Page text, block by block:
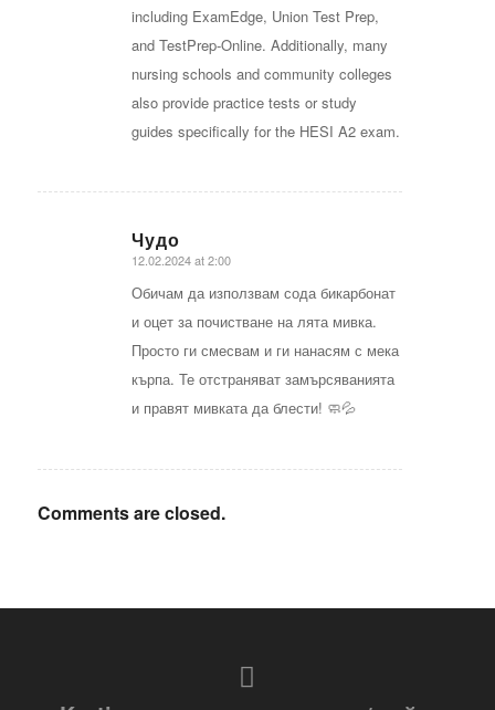
including ExamEdge, Union Test Prep,
and TestPrep-Online. Additionally, many
nursing schools and community colleges
also provide practice tests or study
guides specifically for the HESI A2 exam.
Чудо
says:
12.02.2024 at 2:00
Обичам да използвам сода бикарбонат
и оцет за почистване на лята мивка.
Просто ги смесвам и ги нанасям с мека
кърпа. Те отстраняват замърсяванията
и правят мивката да блести! 🧼💦
Comments are closed.